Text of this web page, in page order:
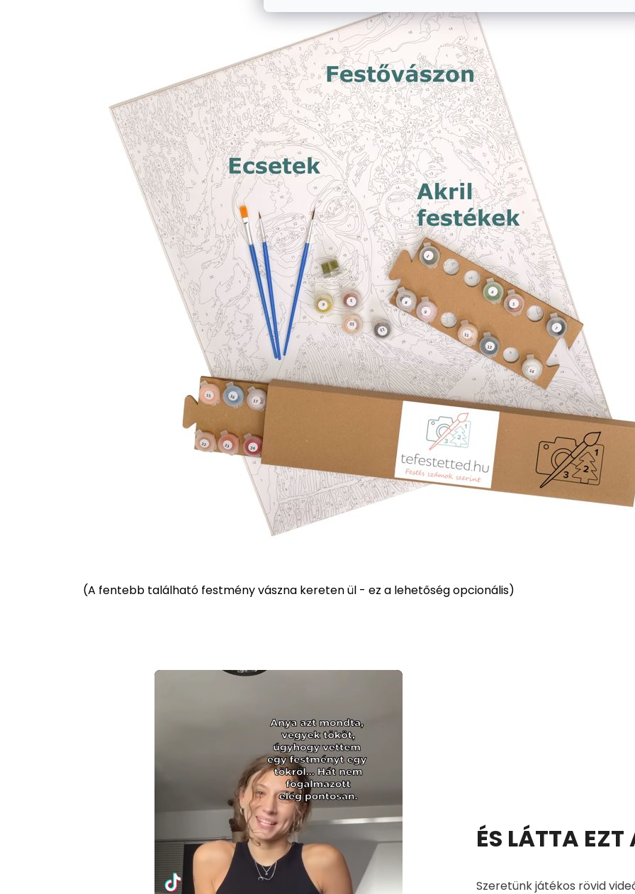
(A fentebb található festmény vászna kereten ül - ez a lehetőség opcionális)
ÉS LÁTTA
Szeretünk játékos rövid